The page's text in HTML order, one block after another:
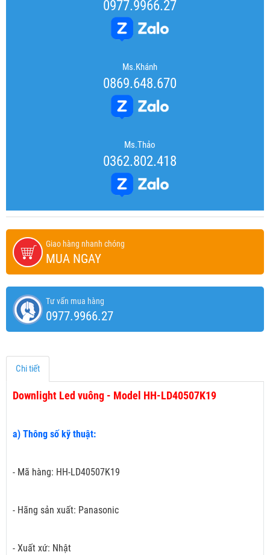
0977.9966.27
Ms.Khánh
0869.648.670
Ms.Thảo
0362.802.418
Giao hàng nhanh chóng
MUA NGAY
Tư vấn mua hàng
0977.9966.27
Chi tiết
Downlight Led vuông - Model HH-LD40507K19
a) Thông số kỹ thuật:
- Mã hàng: HH-LD40507K19
- Hãng sản xuất: Panasonic
- Xuất xứ: Nhật